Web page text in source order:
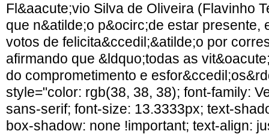
Fl&aacute;vio Silva de Oliveira (Flavinho
que n&atilde;o p&ocirc;de estar presente,
votos de felicita&ccedil;&atilde;o por
afirmando que &ldquo;todas as
do comprometimento e
style="color: rgb(38, 38, 38); font-family:
sans-serif; font-size: 13.3333px; text-
box-shadow: none !important; text-align: